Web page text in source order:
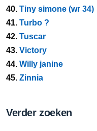
40. Tiny simone (wr 34)
41. Turbo ?
42. Tuscar
43. Victory
44. Willy janine
45. Zinnia
Verder zoeken